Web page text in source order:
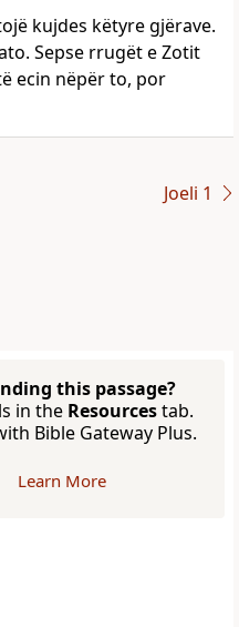
kujdes këtyre gjërave.
Sepse rrugët e Zotit
ecin nëpër to, por
Joeli 1
this passage?
in the Resourcestab.
Bible Gateway Plus.
Learn More